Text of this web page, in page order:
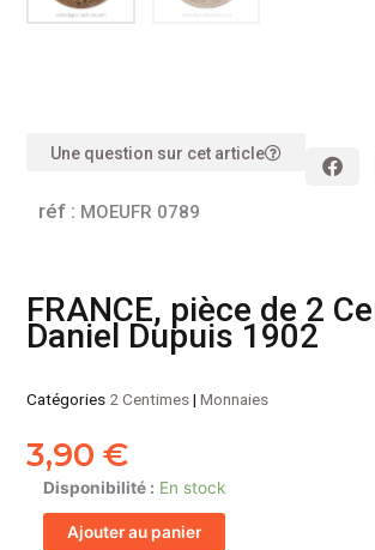
Une question sur cet article
réf : MOEUFR 0789
FRANCE, pièce de 2
Daniel Dupuis 1902
Catégories 2 Centimes|Monnaies
3,90€
Disponibilité : En stock
quantité
de
FRANCE,Ajouter au panier